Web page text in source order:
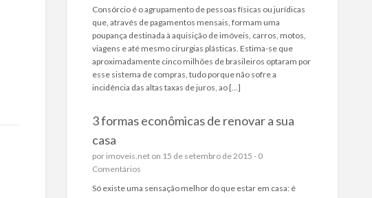
Consórcio é o agrupamento de pessoas físicas ou jurídicas
que, através de pagamentos mensais, formam uma
poupança destinada à aquisição de imóveis, carros, motos,
viagens e até mesmo cirurgias plásticas. Estima-se que
aproximadamente cinco milhões de brasileiros optaram por
esse sistema de compras, tudo porque não sofre a
incidência das altas taxas de juros, ao […]
3 formas econômicas de renovar a sua
casa
por imoveis.neton 15 de setembro de 2015 - 0
Comentários
Só existe uma sensação melhor do que estar em casa: é